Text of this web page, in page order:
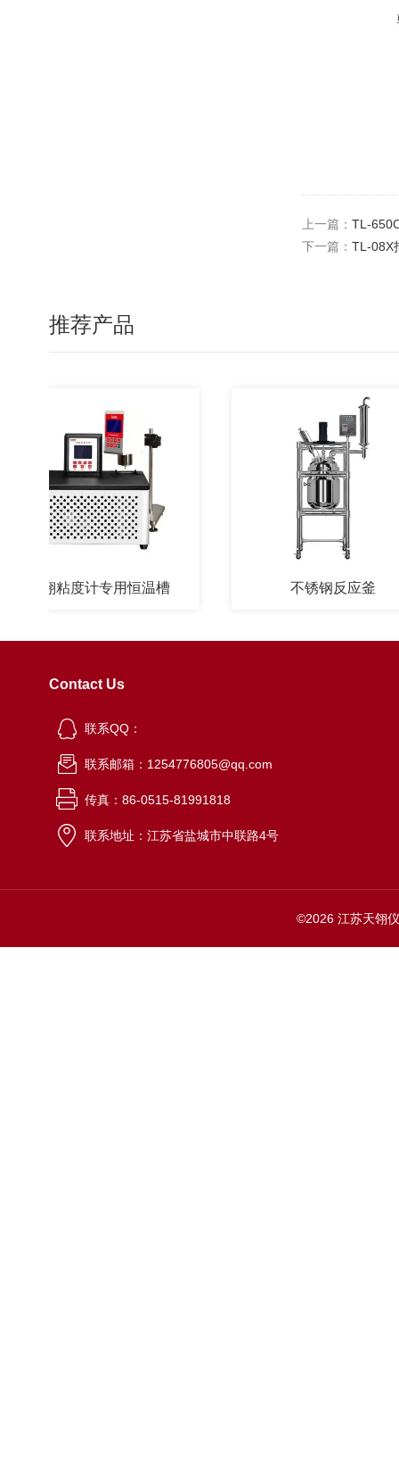
上一篇： TL-
下一篇： TL-08X
推荐产品
翎粘度计专用恒温槽 不锈钢反应釜
Contact Us
联系QQ：
联系邮箱：1254776805@qq.com
传真：86-0515-81991818
联系地址：江苏省盐城市中联路4号
©2026 江苏天翎